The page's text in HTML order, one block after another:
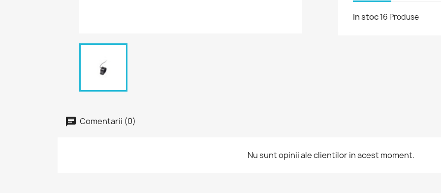
In stoc16 Produse
Comentarii (0)
Nu sunt opinii ale clientilor in acest moment.